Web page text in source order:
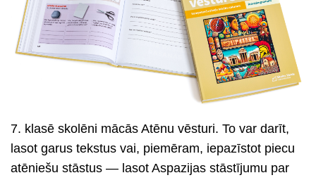
7. klasē skolēni mācās Atēnu vēsturi. To var darīt,
lasot garus tekstus vai, piemēram, iepazīstot piecu
atēniešu stāstus — lasot Aspazijas stāstījumu par